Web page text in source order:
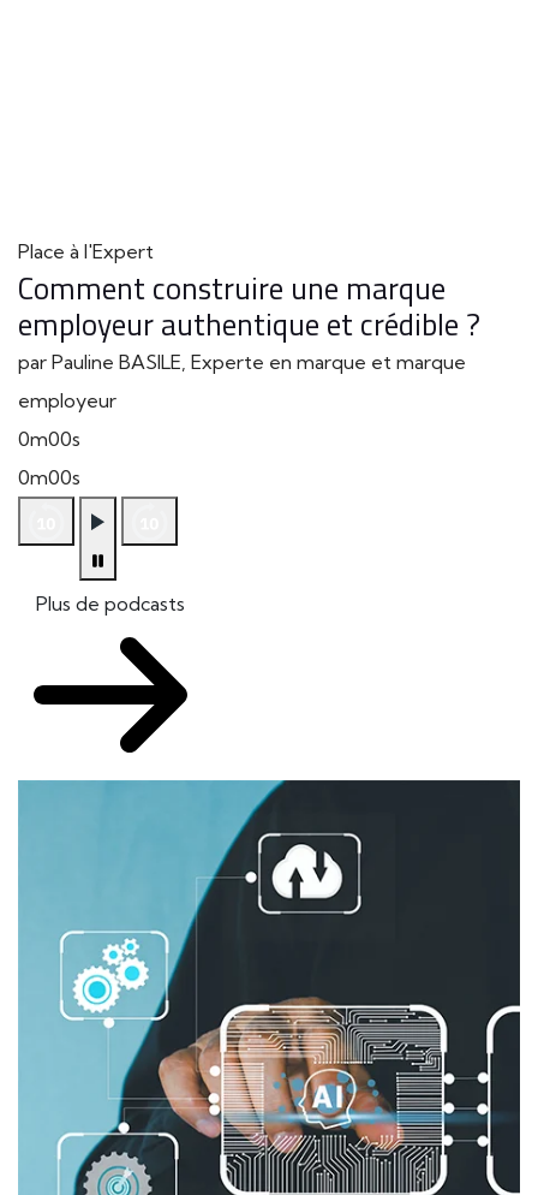
Place à l'Expert
Comment construire une marque
employeur authentique et crédible ?
par Pauline BASILE, Experte en marque et marque
employeur
0m00s
0m00s
Plus de podcasts